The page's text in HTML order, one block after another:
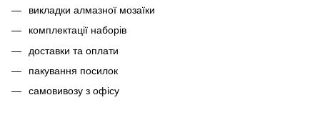
викладки алмазної мозаїки
комплектації наборів
доставки та оплати
пакування посилок
самовивозу з офісу